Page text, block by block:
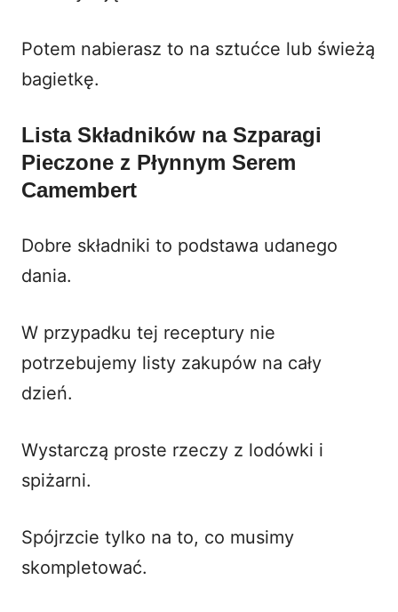
Potem nabierasz to na sztućce lub świeżą
bagietkę.
Lista Składników na Szparagi
Pieczone z Płynnym Serem
Camembert
Dobre składniki to podstawa udanego
dania.
W przypadku tej receptury nie
potrzebujemy listy zakupów na cały
dzień.
Wystarczą proste rzeczy z lodówki i
spiżarni.
Spójrzcie tylko na to, co musimy
skompletować.